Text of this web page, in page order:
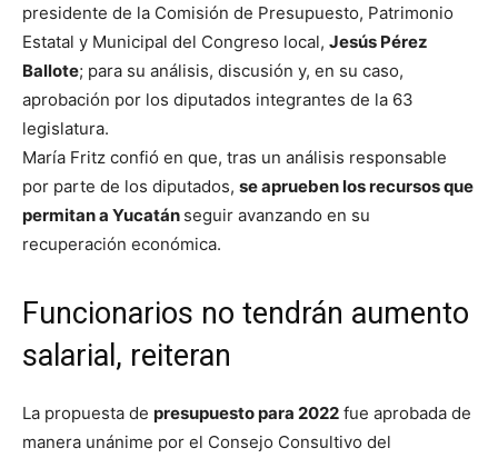
presidente de la Comisión de Presupuesto, Patrimonio
Estatal y Municipal del Congreso local, Jesús Pérez
Ballote; para su análisis, discusión y, en su caso,
aprobación por los diputados integrantes de la 63
legislatura.
María Fritz confió en que, tras un análisis responsable
por parte de los diputados, se aprueben los recursos que
permitan a Yucatán seguir avanzando en su
recuperación económica.
Funcionarios no tendrán aumento
salarial, reiteran
La propuesta de presupuesto para 2022 fue aprobada de
manera unánime por el Consejo Consultivo del